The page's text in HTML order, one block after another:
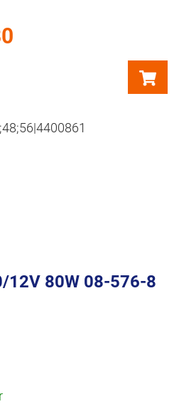
12V 80W 08-576-8